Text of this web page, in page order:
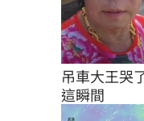
吊車大王哭
這瞬間